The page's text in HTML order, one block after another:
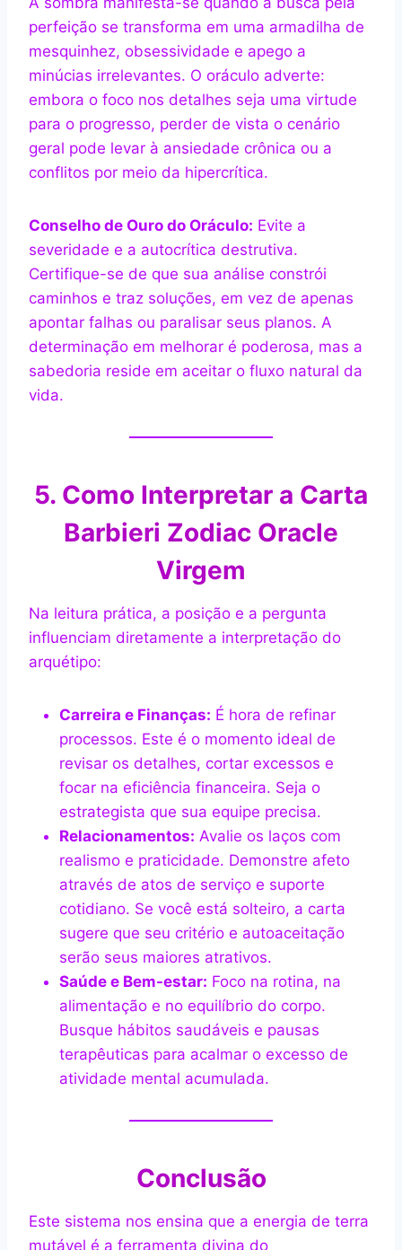
perfeição se transforma em uma armadilha de
mesquinhez, obsessividade e apego a
minúcias irrelevantes. O oráculo adverte:
embora o foco nos detalhes seja uma virtude
para o progresso, perder de vista o cenário
geral pode levar à ansiedade crônica ou a
conflitos por meio da hipercrítica.
Conselho de Ouro do Oráculo: Evite a
severidade e a autocrítica destrutiva.
Certifique-se de que sua análise constrói
caminhos e traz soluções, em vez de apenas
apontar falhas ou paralisar seus planos. A
determinação em melhorar é poderosa, mas a
sabedoria reside em aceitar o fluxo natural da
vida.
5. Como Interpretar a Carta
Barbieri Zodiac Oracle
Virgem
Na leitura prática, a posição e a pergunta
influenciam diretamente a interpretação do
arquétipo:
Carreira e Finanças: É hora de refinar
processos. Este é o momento ideal de
revisar os detalhes, cortar excessos e
focar na eficiência financeira. Seja o
estrategista que sua equipe precisa.
Relacionamentos: Avalie os laços com
realismo e praticidade. Demonstre afeto
através de atos de serviço e suporte
cotidiano. Se você está solteiro, a carta
sugere que seu critério e autoaceitação
serão seus maiores atrativos.
Saúde e Bem-estar: Foco na rotina, na
alimentação e no equilíbrio do corpo.
Busque hábitos saudáveis e pausas
terapêuticas para acalmar o excesso de
atividade mental acumulada.
Conclusão
Este sistema nos ensina que a energia de terra
mutável é a ferramenta divina do